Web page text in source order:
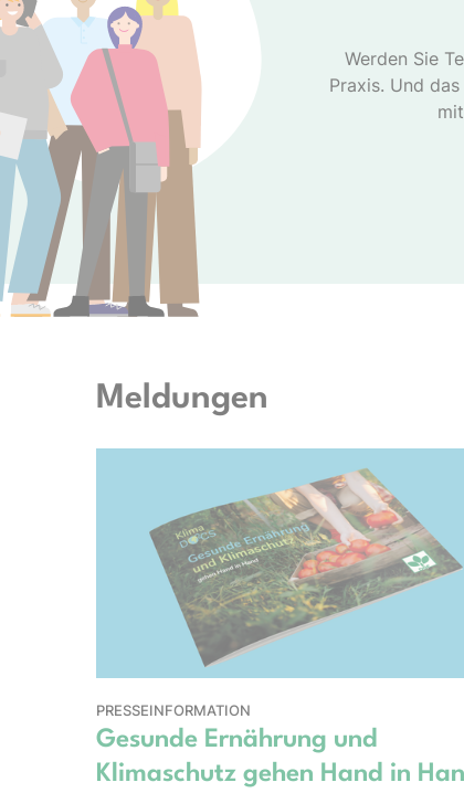
Werden Sie
Praxis. Und
Meldungen
PRESSEINFORMATION
Gesunde Ernährung und
Klimaschutz gehen Hand in